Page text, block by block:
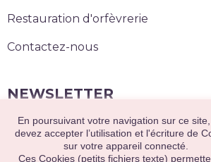
En poursuivant votre navigation sur ce
devez accepter l’utilisation et l'écriture de
sur votre appareil connecté.
Ces Cookies (petits fichiers texte)
Restauration d'orfèvrerie
Contactez-nous
NEWSLETTER